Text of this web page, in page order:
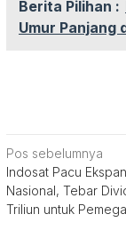
Berita Pilihan :
Umur Panjang
Navigasi
pos
Pos sebelumnya
Indosat Pacu
Nasional, Tebar
Triliun untuk